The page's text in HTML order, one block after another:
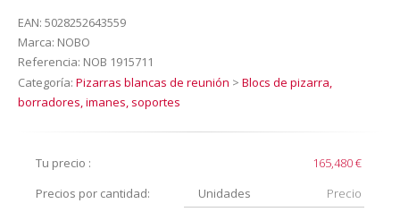
EAN: 5028252643559
Marca: NOBO
Referencia: NOB 1915711
Categoría: Pizarras blancas de reunión > Blocs de pizarra,
borradores, imanes, soportes
Tu precio :
165,480 €
Precios por cantidad:
Unidades
Precio